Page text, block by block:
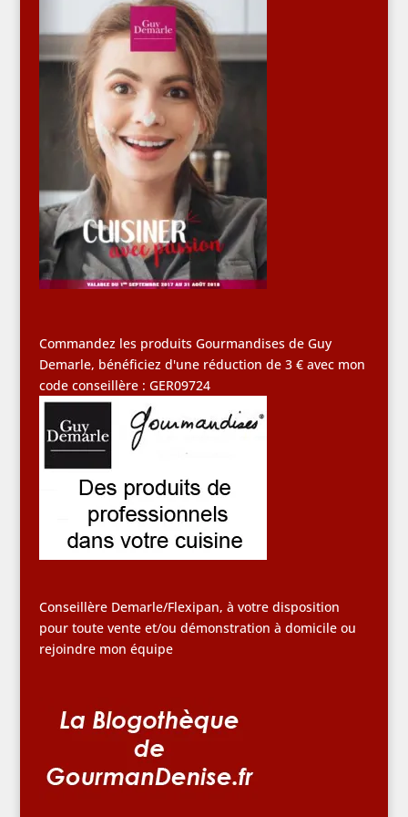
Commandez les produits Gourmandises de Guy
Demarle, bénéficiez d'une réduction de 3 € avec mon
code conseillère : GER09724
Conseillère Demarle/Flexipan, à votre disposition
pour toute vente et/ou démonstration à domicile ou
rejoindre mon équipe